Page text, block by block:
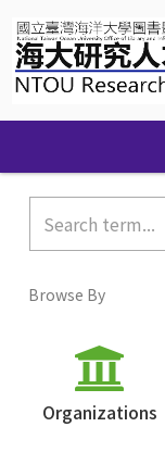
navigation
Browse By
Organizations